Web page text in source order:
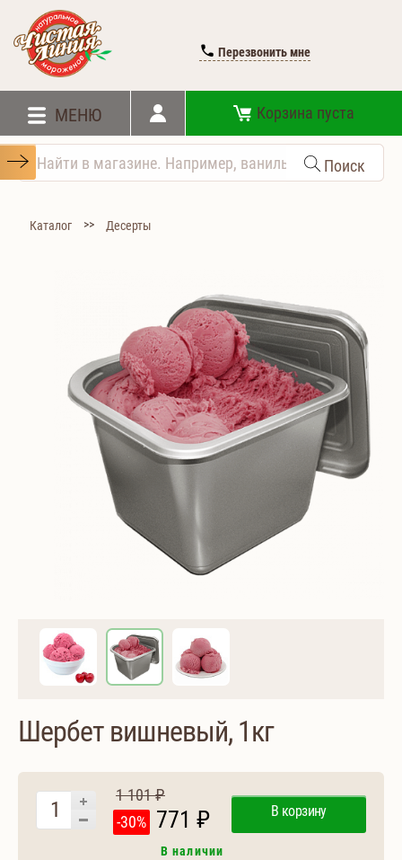
Перезвонить мне
МЕНЮ Корзина пуста
Поиск
Каталог >> Десерты
Шербет вишневый, 1кг
1 101 ₽
-30% 771 ₽ В корзину
В наличии